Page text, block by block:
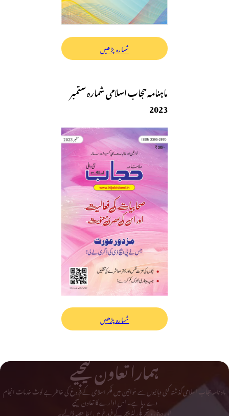
شمارہ پڑھیں
ماہنامہ حجاب اسلامی شمارہ ستمبر
2023
شمارہ پڑھیں
ہمارا تعاون کیجیے
ماہ نامہ حجاب اسلامی گذشتہ کئی دہائیوں سے خواتین میں فکر اسلامی کے فروغ کی خاطر بے لوث خدمات انجام
دے رہا ہے۔ اس ادارے کا تعاون کیجیے
اور دینی و تحریکی لٹریچر کے فروغ میں اپنا حصہ ڈالیے۔